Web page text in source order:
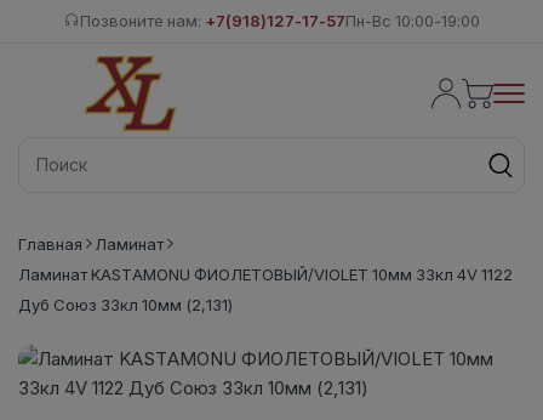
Позвоните нам: +7(918)127-17-57Пн-Вс 10:00-19:00
Главная
Ламинат
Ламинат KASTAMONU ФИОЛЕТОВЫЙ/VIOLET 10мм 33кл 4V 1122
Дуб Союз 33кл 10мм (2,131)